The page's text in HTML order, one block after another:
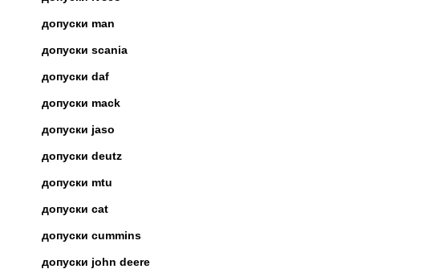
допуски man
допуски scania
допуски daf
допуски mack
допуски jaso
допуски deutz
допуски mtu
допуски cat
допуски cummins
допуски john deere